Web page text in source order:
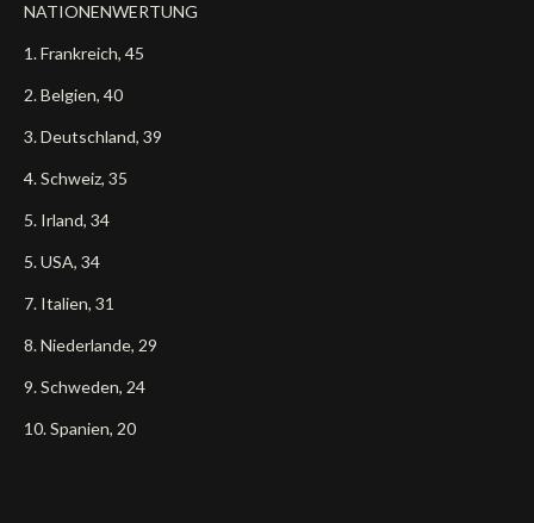
NATIONENWERTUNG
1. Frankreich, 45
2. Belgien, 40
3. Deutschland, 39
4. Schweiz, 35
5. Irland, 34
5. USA, 34
7. Italien, 31
8. Niederlande, 29
9. Schweden, 24
10. Spanien, 20